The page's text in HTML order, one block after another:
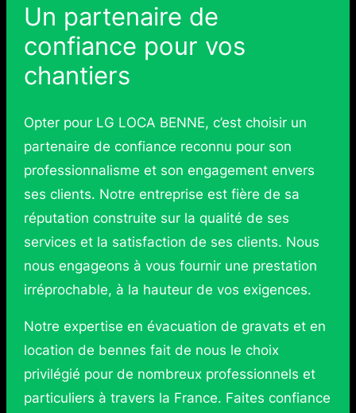
Un partenaire de
confiance pour vos
chantiers
Opter pour LG LOCA BENNE, c’est choisir un
partenaire de confiance reconnu pour son
professionnalisme et son engagement envers
ses clients. Notre entreprise est fière de sa
réputation construite sur la qualité de ses
services et la satisfaction de ses clients. Nous
nous engageons à vous fournir une prestation
irréprochable, à la hauteur de vos exigences.
Notre expertise en évacuation de gravats et en
location de bennes fait de nous le choix
privilégié pour de nombreux professionnels et
particuliers à travers la France. Faites confiance